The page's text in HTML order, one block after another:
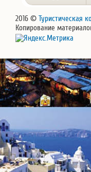
2016 © Туристическая
Копирование